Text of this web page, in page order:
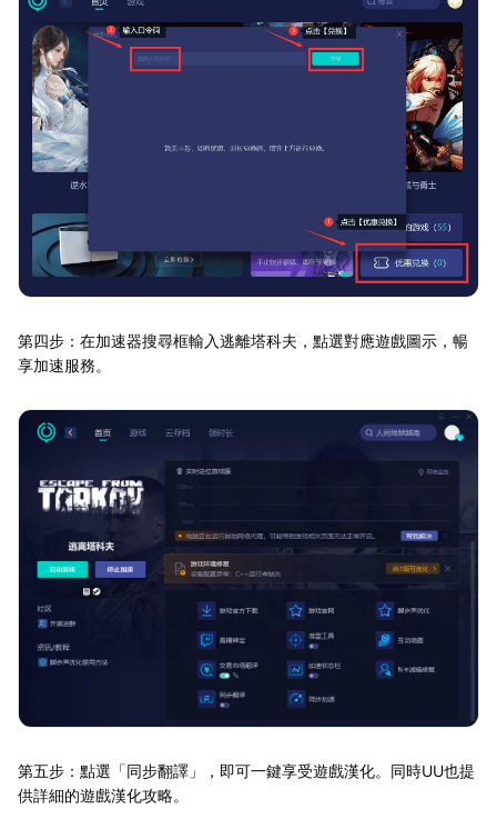
第四步：在加速器搜尋框輸入逃離塔科夫，點選對應遊戲圖示，暢
享加速服務。
第五步：點選「同步翻譯」，即可一鍵享受遊戲漢化。同時UU也提
供詳細的遊戲漢化攻略。